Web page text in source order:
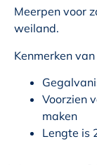
Meerpen voor
weiland.
Kenmerken
Voorzien
maken
Lengte is